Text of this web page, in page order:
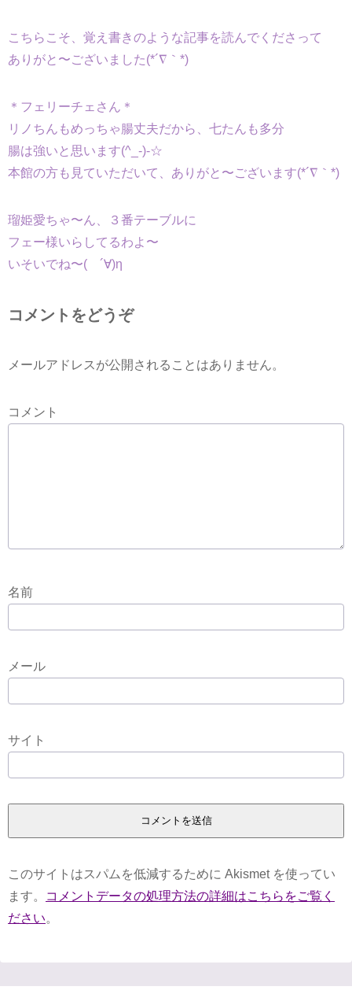
こちらこそ、覚え書きのような記事を読んでくださって
ありがと〜ございました(*´∇｀*)
＊フェリーチェさん＊
リノちんもめっちゃ腸丈夫だから、七たんも多分
腸は強いと思います(^_-)-☆
本館の方も見ていただいて、ありがと〜ございます(*´∇｀*)
瑠姫愛ちゃ〜ん、３番テーブルに
フェー様いらしてるわよ〜
いそいでね〜( ´∀)η
コメントをどうぞ
メールアドレスが公開されることはありません。
コメント
名前
メール
サイト
このサイトはスパムを低減するために Akismet を使ってい
ます。
コメントデータの処理方法の詳細はこちらをご覧く
ださい。